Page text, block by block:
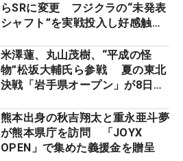
らSRに変更 フジクラの“未発表
シャフト”を実戦投入し好感触
ーのヒトネタ！】
米澤蓮、丸山茂樹、“平成の怪
物”松坂大輔氏ら参戦 夏の東北
決戦「岩手県オープン」が8日開
熊本出身の秋吉翔太と重永亜斗夢
が熊本県庁を訪問 「JOYX
OPEN」で集めた義援金を贈呈